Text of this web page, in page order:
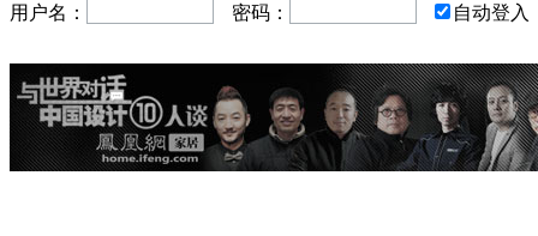
用户名： 密码： 自动登入